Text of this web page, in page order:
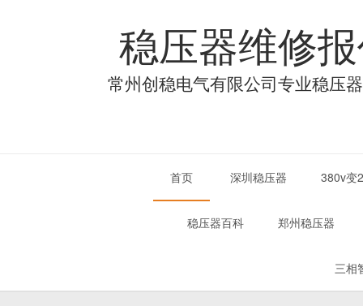
稳压器维修
常州创稳电气有限公司专业稳压
首页 深圳稳压器 380v变
稳压器百科 郑州稳压器
三相